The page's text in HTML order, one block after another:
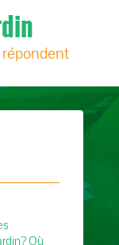
répondent
Où